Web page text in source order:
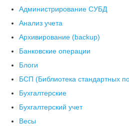
Администрирование СУБД
Анализ учета
Архивирование (backup)
Банковские операции
Блоги
БСП (Библиотека стандартных
Бухгалтерские
Бухгалтерский учет
Весы